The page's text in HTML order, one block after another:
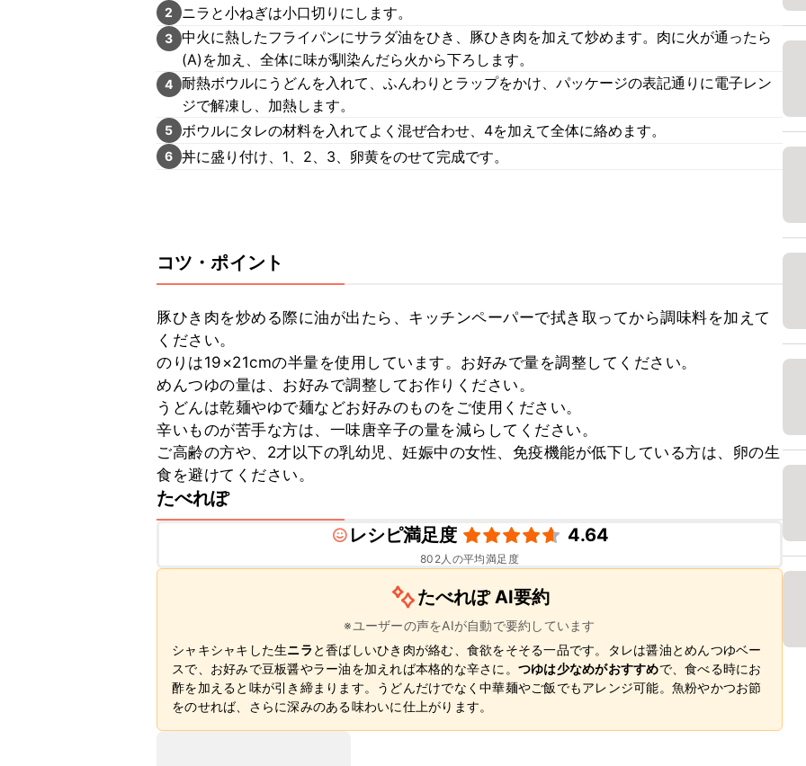
2 ニラと小ねぎは小口切りにします。
3 中火に熱したフライパンにサラダ油をひき、豚ひき肉を加えて炒めます。肉に火が通ったら
(A)を加え、全体に味が馴染んだら火から下ろします。
4 耐熱ボウルにうどんを入れて、ふんわりとラップをかけ、パッケージの表記通りに電子レン
ジで解凍し、加熱します。
5 ボウルにタレの材料を入れてよく混ぜ合わせ、4を加えて全体に絡めます。
6 丼に盛り付け、1、2、3、卵黄をのせて完成です。
コツ・ポイント
豚ひき肉を炒める際に油が出たら、キッチンペーパーで拭き取ってから調味料を加えて
ください。
のりは19×21cmの半量を使用しています。お好みで量を調整してください。
めんつゆの量は、お好みで調整してお作りください。
うどんは乾麺やゆで麺などお好みのものをご使用ください。
辛いものが苦手な方は、一味唐辛子の量を減らしてください。
ご高齢の方や、2才以下の乳幼児、妊娠中の女性、免疫機能が低下している方は、卵の生
食を避けてください。
たべれぽ
レシピ満足度
4.64
802人の平均満足度
たべれぽ AI要約
※ユーザーの声をAIが自動で要約しています
シャキシャキした生ニラと香ばしいひき肉が絡む、食欲をそそる一品です。タレは醤油とめんつゆベー
スで、お好みで豆板醤やラー油を加えれば本格的な辛さに。 つゆは少なめがおすすめで、食べる時にお
酢を加えると味が引き締まります。うどんだけでなく中華麺やご飯でもアレンジ可能。魚粉やかつお節
をのせれば、さらに深みのある味わいに仕上がります。